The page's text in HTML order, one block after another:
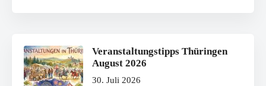
Veranstaltungstipps Thüringen
August 2026
30. Juli 2026